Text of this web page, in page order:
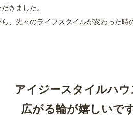
きました。
、先々のライフスタイルが変わった時
アイジースタイルハウ
広がる輪が嬉しいで